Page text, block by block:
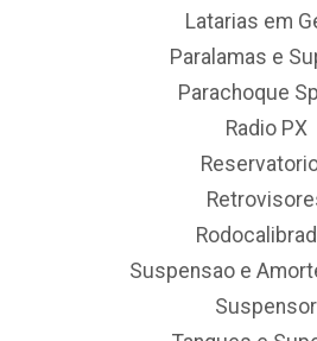
Latarias em
Paralamas e
Parachoque
Radio PX
Suspensao e
Suspensor